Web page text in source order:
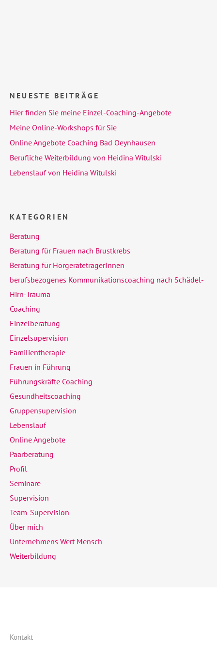
NEUESTE BEITRÄGE
Hier finden Sie meine Einzel-Coaching-Angebote
Meine Online-Workshops für Sie
Online Angebote Coaching Bad Oeynhausen
Berufliche Weiterbildung von Heidina Witulski
Lebenslauf von Heidina Witulski
KATEGORIEN
Beratung
Beratung für Frauen nach Brustkrebs
Beratung für HörgeräteträgerInnen
berufsbezogenes Kommunikationscoaching nach Schädel-
Hirn-Trauma
Coaching
Einzelberatung
Einzelsupervision
Familientherapie
Frauen in Führung
Führungskräfte Coaching
Gesundheitscoaching
Gruppensupervision
Lebenslauf
Online Angebote
Paarberatung
Profil
Seminare
Supervision
Team-Supervision
Über mich
Unternehmens Wert Mensch
Weiterbildung
Kontakt